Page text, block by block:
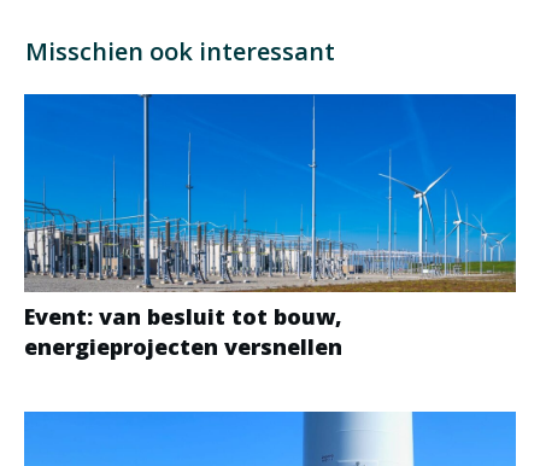
Misschien ook interessant
Event: van besluit tot bouw,
energieprojecten versnellen